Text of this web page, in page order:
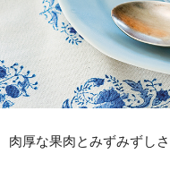
肉厚な果肉とみずみずし